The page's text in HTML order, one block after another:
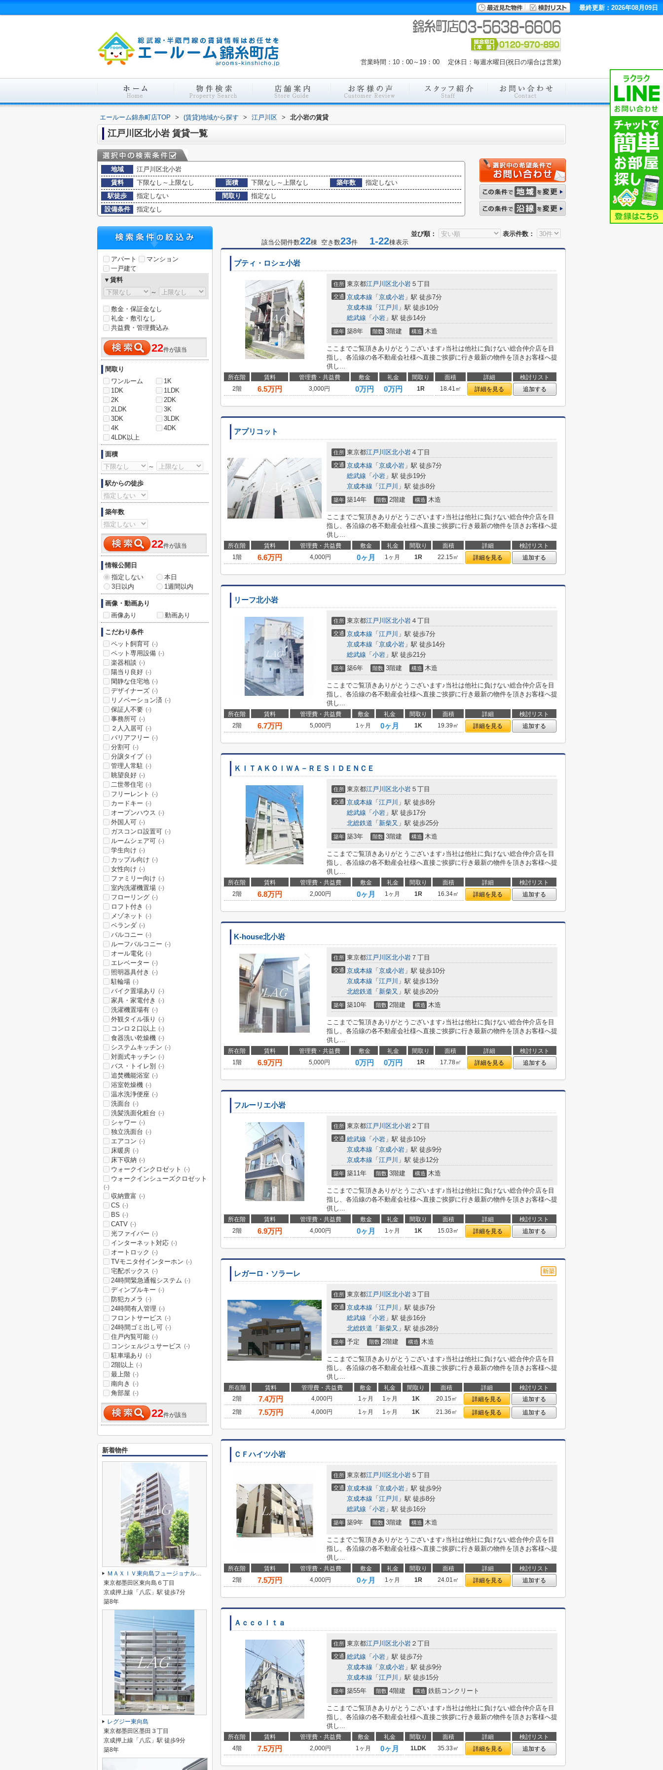
最終更新：2026年08月09日
営業時間：10：00～19：00 定休日：毎週水曜日(祝日の場合は営業)
エールーム錦糸町店TOP > (賃貸)地域から探す > 江戸川区 > 北小岩の賃貸
江戸川区北小岩 賃貸一覧
地域
江戸川区北小岩
賃料
下限なし～上限なし 面積 下限なし～上限なし 築年数
指定しない
駅徒歩
指定しない 間取り
指定なし
設備条件
指定なし
並び順：
表示件数：
該当公開件数22棟 空き数23件 1-22棟表示
プティ・ロシェ小岩
住所 東京都江戸川区北小岩 ５丁目
交通 京成本線 「 京成小岩 」駅 徒歩7分
京成本線 「 江戸川 」駅 徒歩10分
総武線 「 小岩 」駅 徒歩14分
築年 築8年 階数 3階建 構造 木造
ここまでご覧頂きありがとうございます♪当社は他社に負けない総合仲介店を目
指し、各沿線の各不動産会社様へ直接ご挨拶に行き最新の物件を頂きお客様へ提
供し...
所在階 賃料 管理費・共益費 敷金 礼金 間取り 面積 詳細
検討リスト
2階
6.5万円 3,000円 0万円 0万円 1R 18.41㎡ 詳細を見る 追加する
アプリコット
住所 東京都江戸川区北小岩 ４丁目
交通 京成本線 「 京成小岩 」駅 徒歩7分
総武線 「 小岩 」駅 徒歩19分
京成本線 「 江戸川 」駅 徒歩8分
築年 築14年 階数 2階建 構造 木造
ここまでご覧頂きありがとうございます♪当社は他社に負けない総合仲介店を目
指し、各沿線の各不動産会社様へ直接ご挨拶に行き最新の物件を頂きお客様へ提
供し...
所在階 賃料 管理費・共益費 敷金 礼金 間取り 面積 詳細
検討リスト
1階
6.6万円 4,000円 0ヶ月 1ヶ月 1R 22.15㎡ 詳細を見る 追加する
リーフ北小岩
住所 東京都江戸川区北小岩 ４丁目
交通 京成本線 「 江戸川 」駅 徒歩7分
京成本線 「 京成小岩 」駅 徒歩14分
総武線 「 小岩 」駅 徒歩21分
築年 築6年 階数 3階建 構造 木造
ここまでご覧頂きありがとうございます♪当社は他社に負けない総合仲介店を目
指し、各沿線の各不動産会社様へ直接ご挨拶に行き最新の物件を頂きお客様へ提
供し...
所在階 賃料 管理費・共益費 敷金 礼金 間取り 面積 詳細
検討リスト
2階
6.7万円 5,000円 1ヶ月 0ヶ月 1K 19.39㎡ 詳細を見る 追加する
ＫＩＴＡＫＯＩＷＡ－ＲＥＳＩＤＥＮＣＥ
住所 東京都江戸川区北小岩 ５丁目
交通 京成本線 「 江戸川 」駅 徒歩8分
総武線 「 小岩 」駅 徒歩17分
北総鉄道 「 新柴又 」駅 徒歩25分
築年 築3年 階数 3階建 構造 木造
ここまでご覧頂きありがとうございます♪当社は他社に負けない総合仲介店を目
指し、各沿線の各不動産会社様へ直接ご挨拶に行き最新の物件を頂きお客様へ提
供し...
所在階 賃料 管理費・共益費 敷金 礼金 間取り 面積 詳細
検討リスト
2階
6.8万円 2,000円 0ヶ月 1ヶ月 1R 16.34㎡ 詳細を見る 追加する
K-house北小岩
住所 東京都江戸川区北小岩 ７丁目
交通 京成本線 「 京成小岩 」駅 徒歩10分
京成本線 「 江戸川 」駅 徒歩13分
北総鉄道 「 新柴又 」駅 徒歩20分
築年 築10年 階数 2階建 構造 木造
ここまでご覧頂きありがとうございます♪当社は他社に負けない総合仲介店を目
指し、各沿線の各不動産会社様へ直接ご挨拶に行き最新の物件を頂きお客様へ提
供し...
所在階 賃料 管理費・共益費 敷金 礼金 間取り 面積 詳細
検討リスト
1階
6.9万円 5,000円 0万円 0万円 1R 17.78㎡ 詳細を見る 追加する
フルーリエ小岩
住所 東京都江戸川区北小岩 ２丁目
交通 総武線 「 小岩 」駅 徒歩10分
京成本線 「 京成小岩 」駅 徒歩9分
京成本線 「 江戸川 」駅 徒歩12分
築年 築11年 階数 3階建 構造 木造
ここまでご覧頂きありがとうございます♪当社は他社に負けない総合仲介店を目
指し、各沿線の各不動産会社様へ直接ご挨拶に行き最新の物件を頂きお客様へ提
供し...
所在階 賃料 管理費・共益費 敷金 礼金 間取り 面積 詳細
検討リスト
2階
6.9万円 4,000円 0ヶ月 1ヶ月 1K 15.03㎡ 詳細を見る 追加する
レガーロ・ソラーレ
住所 東京都江戸川区北小岩 ３丁目
交通 京成本線 「 江戸川 」駅 徒歩7分
総武線 「 小岩 」駅 徒歩16分
北総鉄道 「 新柴又 」駅 徒歩28分
築年 予定 階数 2階建 構造 木造
ここまでご覧頂きありがとうございます♪当社は他社に負けない総合仲介店を目
指し、各沿線の各不動産会社様へ直接ご挨拶に行き最新の物件を頂きお客様へ提
供し...
所在階 賃料 管理費・共益費 敷金 礼金 間取り 面積 詳細
検討リスト
2階
7.4万円 4,000円 1ヶ月 1ヶ月 1K 20.15㎡ 詳細を見る
追加する
2階
7.5万円 4,000円 1ヶ月 1ヶ月 1K 21.36㎡ 詳細を見る 追加する
ＣＦハイツ小岩
住所 東京都江戸川区北小岩 ５丁目
交通 京成本線 「 京成小岩 」駅 徒歩9分
京成本線 「 江戸川 」駅 徒歩8分
総武線 「 小岩 」駅 徒歩16分
築年 築9年 階数 3階建 構造 木造
ここまでご覧頂きありがとうございます♪当社は他社に負けない総合仲介店を目
指し、各沿線の各不動産会社様へ直接ご挨拶に行き最新の物件を頂きお客様へ提
供し...
所在階 賃料 管理費・共益費 敷金 礼金 間取り 面積 詳細
検討リスト
2階
7.5万円 4,000円 0ヶ月 1ヶ月 1R 24.01㎡ 詳細を見る 追加する
Ａｃｃｏｌｔａ
住所 東京都江戸川区北小岩 ２丁目
交通 総武線 「 小岩 」駅 徒歩7分
京成本線 「 京成小岩 」駅 徒歩9分
京成本線 「 江戸川 」駅 徒歩15分
築年 築55年 階数 4階建 構造 鉄筋コンクリート
ここまでご覧頂きありがとうございます♪当社は他社に負けない総合仲介店を目
指し、各沿線の各不動産会社様へ直接ご挨拶に行き最新の物件を頂きお客様へ提
供し...
所在階 賃料 管理費・共益費 敷金 礼金 間取り 面積 詳細
検討リスト
4階
7.5万円 2,000円 1ヶ月 0ヶ月 1LDK 35.33㎡ 詳細を見る 追加する
アパート
マンション
一戸建て
▼賃料
～
敷金・保証金なし
礼金・敷引なし
共益費・管理費込み
22件が該当
間取り
ワンルーム
1K
1DK
1LDK
2K
2DK
2LDK
3K
3DK
3LDK
4K
4DK
4LDK以上
面積
～
駅からの徒歩
築年数
22件が該当
情報公開日
指定しない
本日
3日以内
1週間以内
画像・動画あり
画像あり
動画あり
こだわり条件
ペット飼育可 (-)
ペット専用設備 (-)
楽器相談 (-)
陽当り良好 (-)
閑静な住宅地 (-)
デザイナーズ (-)
リノベーション済 (-)
保証人不要 (-)
事務所可 (-)
２人入居可 (-)
バリアフリー (-)
分割可 (-)
分譲タイプ (-)
管理人常駐 (-)
眺望良好 (-)
二世帯住宅 (-)
フリーレント (-)
カードキー (-)
オープンハウス (-)
外国人可 (-)
ガスコンロ設置可 (-)
ルームシェア可 (-)
学生向け (-)
カップル向け (-)
女性向け (-)
ファミリー向け (-)
室内洗濯機置場 (-)
フローリング (-)
ロフト付き (-)
メゾネット (-)
ベランダ (-)
バルコニー (-)
ルーフバルコニー (-)
オール電化 (-)
エレベーター (-)
照明器具付き (-)
駐輪場 (-)
バイク置場あり (-)
家具・家電付き (-)
洗濯機置場有 (-)
外観タイル張り (-)
コンロ２口以上 (-)
食器洗い乾燥機 (-)
システムキッチン (-)
対面式キッチン (-)
バス・トイレ別 (-)
追焚機能浴室 (-)
浴室乾燥機 (-)
温水洗浄便座 (-)
洗面台 (-)
洗髪洗面化粧台 (-)
シャワー (-)
独立洗面台 (-)
エアコン (-)
床暖房 (-)
床下収納 (-)
ウォークインクロゼット (-)
ウォークインシューズクロゼット
(-)
収納豊富 (-)
CS (-)
BS (-)
CATV (-)
光ファイバー (-)
インターネット対応 (-)
オートロック (-)
TVモニタ付インターホン (-)
宅配ボックス (-)
24時間緊急通報システム (-)
ディンプルキー (-)
防犯カメラ (-)
24時間有人管理 (-)
フロントサービス (-)
24時間ゴミ出し可 (-)
住戸内覧可能 (-)
コンシェルジュサービス (-)
駐車場あり (-)
2階以上 (-)
最上階 (-)
南向き (-)
角部屋 (-)
22件が該当
新着物件
ＭＡＸＩＶ東向島フュージョナルＤＵＥ
東京都墨田区東向島６丁目
京成押上線「八広」駅 徒歩7分
築8年
レグジー東向島
東京都墨田区墨田３丁目
京成押上線「八広」駅 徒歩9分
築8年